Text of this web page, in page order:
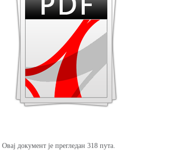
Овај документ је прегледан 318 пута.